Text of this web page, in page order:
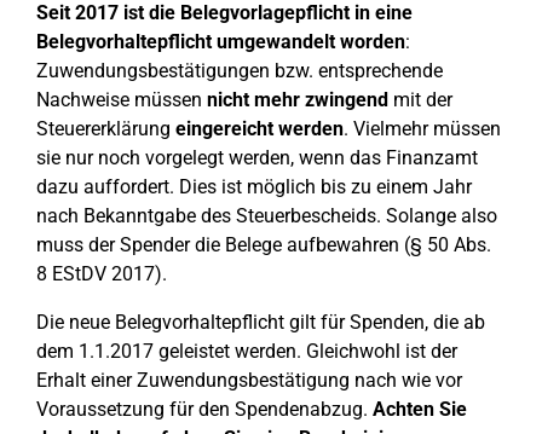
Seit 2017 ist die Belegvorlagepflicht in eine
Belegvorhaltepflicht umgewandelt worden:
Zuwendungsbestätigungen bzw. entsprechende
Nachweise müssen nicht mehr zwingend mit der
Steuererklärung eingereicht werden. Vielmehr müssen
sie nur noch vorgelegt werden, wenn das Finanzamt
dazu auffordert. Dies ist möglich bis zu einem Jahr
nach Bekanntgabe des Steuerbescheids. Solange also
muss der Spender die Belege aufbewahren (§ 50 Abs.
8 EStDV 2017).
Die neue Belegvorhaltepflicht gilt für Spenden, die ab
dem 1.1.2017 geleistet werden. Gleichwohl ist der
Erhalt einer Zuwendungsbestätigung nach wie vor
Voraussetzung für den Spendenabzug. Achten Sie